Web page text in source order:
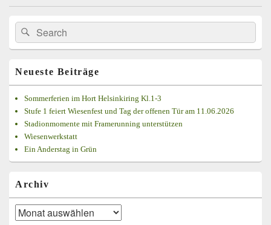
Primärer
Seitenleisten
Widget-
Search
for:
Suche
Neueste Beiträge
Sommerferien im Hort Helsinkiring Kl.1-3
Stufe 1 feiert Wiesenfest und Tag der offenen Tür am 11.06.2026
Stadionmomente mit Framerunning unterstützen
Wiesenwerkstatt
Ein Anderstag in Grün
Archiv
Archiv